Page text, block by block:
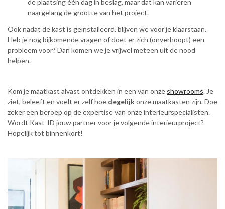
de plaatsing één dag in beslag, maar dat kan variëren
naargelang de grootte van het project.
Ook nadat de kast is geïnstalleerd, blijven we voor je klaarstaan.
Heb je nog bijkomende vragen of doet er zich (onverhoopt) een
probleem voor? Dan komen we je vrijwel meteen uit de nood
helpen.
Kom je maatkast alvast ontdekken in een van onze showrooms. Je
ziet, beleeft en voelt er zelf hoe degelijkonze maatkasten zijn. Doe
zeker een beroep op de expertise van onze interieurspecialisten.
Wordt Kast-ID jouw partner voor je volgende interieurproject?
Hopelijk tot binnenkort!